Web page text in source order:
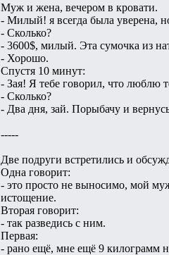
Муж и жена, вечером в кровати.
- Милый! я всегда была уверена,
- Сколько?
- 3600$, милый. Эта сумочка из
- Хорошо.
Спустя 10 минут:
- Зая! Я тебе говорил, что люблю
- Сколько?
- Два дня, зай. Порыбачу и
-----
Две подруги встретились и
Одна говорит:
- это просто не выносимо, мой
истощение.
Вторая говорит:
- так разведись с ним.
Первая:
- рано ещё, мне ещё 9 килограмм